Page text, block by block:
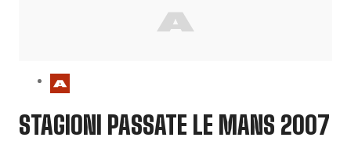
STAGIONI PASSATE LE MANS 2007